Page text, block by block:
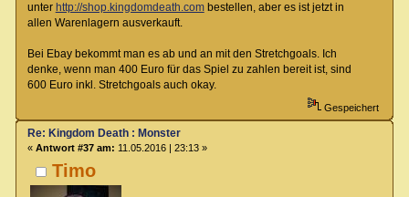
unter http://shop.kingdomdeath.combestellen, aber es ist jetzt in
allen Warenlagern ausverkauft.
Bei Ebay bekommt man es ab und an mit den Stretchgoals. Ich
denke, wenn man 400 Euro für das Spiel zu zahlen bereit ist, sind
600 Euro inkl. Stretchgoals auch okay.
Gespeichert
Timo
Re: Kingdom Death : Monster
« Antwort #37 am: 11.05.2016 | 23:13 »